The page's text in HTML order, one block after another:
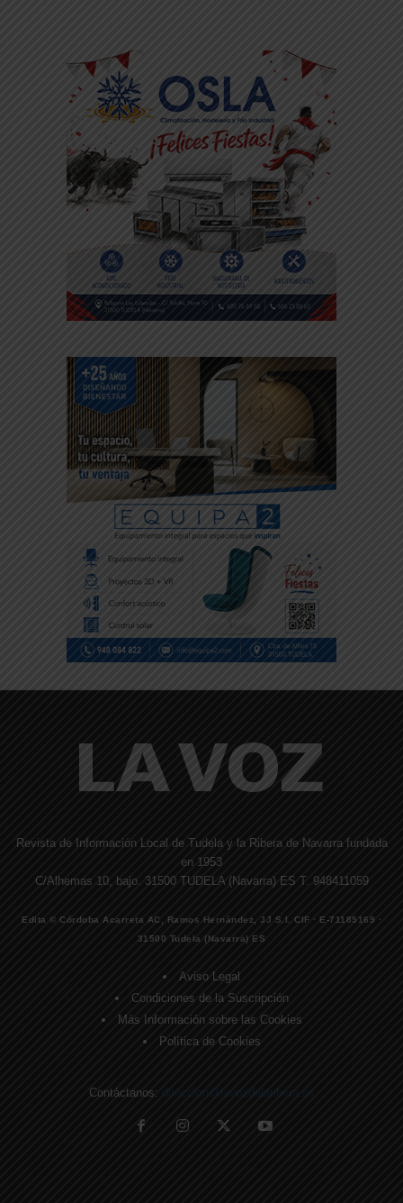
Revista de Información Local de Tudela y la Ribera de Navarra fundada
en 1953
C/Alhemas 10, bajo. 31500 TUDELA (Navarra) ES T. 948411059
Edita © Córdoba Acarreta AC, Ramos Hernández, JJ S.I. CIF · E-71185169 ·
31500 Tudela (Navarra) ES
Aviso Legal
Condiciones de la Suscripción
Más Información sobre las Cookies
Política de Cookies
Contáctanos: direccion@lavozdelaribera.es